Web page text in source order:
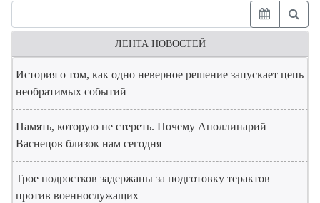
ЛЕНТА НОВОСТЕЙ
История о том, как одно неверное решение запускает цепь
необратимых событий
Память, которую не стереть. Почему Аполлинарий
Васнецов близок нам сегодня
Трое подростков задержаны за подготовку терактов
против военнослужащих